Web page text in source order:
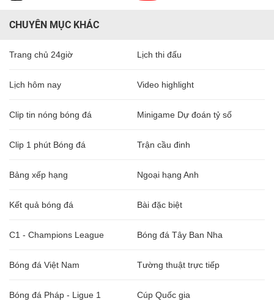
CHUYÊN MỤC KHÁC
Trang chủ 24giờ Lịch thi đấu
Lịch hôm nay Video highlight
Clip tin nóng bóng đá Minigame Dự đoán tỷ số
Clip 1 phút Bóng đá Trận cầu đinh
Bảng xếp hạng Ngoại hạng Anh
Kết quả bóng đá Bài đặc biệt
C1 - Champions League Bóng đá Tây Ban Nha
Bóng đá Việt Nam Tường thuật trực tiếp
Bóng đá Pháp - Ligue 1 Cúp Quốc gia